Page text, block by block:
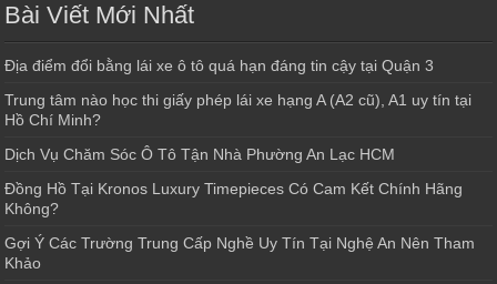
Bài Viết Mới Nhất
Địa điểm đổi bằng lái xe ô tô quá hạn đáng tin cậy tại Quận 3
Trung tâm nào học thi giấy phép lái xe hạng A (A2 cũ), A1 uy tín tại
Hồ Chí Minh?
Dịch Vụ Chăm Sóc Ô Tô Tận Nhà Phường An Lạc HCM
Đồng Hồ Tại Kronos Luxury Timepieces Có Cam Kết Chính Hãng
Không?
Gợi Ý Các Trường Trung Cấp Nghề Uy Tín Tại Nghệ An Nên Tham
Khảo